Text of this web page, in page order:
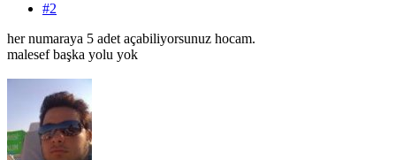
#2
her numaraya 5 adet açabiliyorsunuz hocam.
malesef başka yolu yok